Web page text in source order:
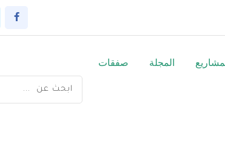
المجلة صفقات